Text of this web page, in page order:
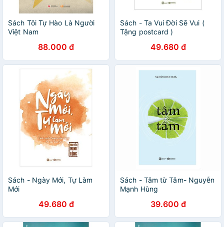
Sách Tôi Tự Hào Là Người
Việt Nam
88.000 đ
Sách - Ta Vui Đời Sẽ Vui (
Tặng postcard )
49.680 đ
Sách - Ngày Mới, Tự Làm
Mới
49.680 đ
Sách - Tâm từ Tâm- Nguyễn
Mạnh Hùng
39.600 đ